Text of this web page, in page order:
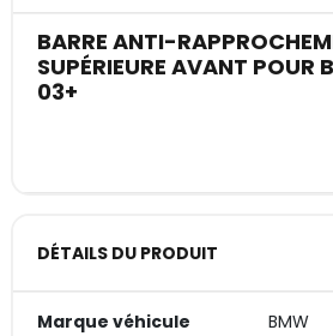
BARRE ANTI-
SUPÉRIEURE AVANT POUR
03+
DÉTAILS DU PRODUIT
Marque véhicule
BMW